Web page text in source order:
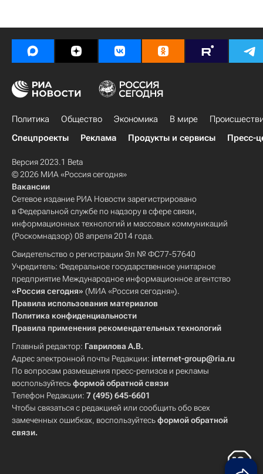
Политика Общество Экономика В мире
Спецпроекты
Реклама Продукты и сервисы Пресс-
Версия 2023.1 Beta
© 2026 МИА «Россия сегодня»
Вакансии
Сетевое издание РИА Новости зарегистрировано
в Федеральной службе по надзору в сфере связи,
информационных технологий и массовых коммуникаций
(Роскомнадзор) 08 апреля 2014 года.
Свидетельство о регистрации Эл № ФС77-57640
Учредитель: Федеральное государственное унитарное
предприятие Международное информационное агентство
«Россия сегодня» (МИА «Россия сегодня»).
Правила использования материалов
Политика конфиденциальности
Правила применения рекомендательных технологий
Главный редактор: Гаврилова А.В.
Адрес электронной почты Редакции: internet-group@ria.ru
По вопросам размещения пресс-релизов и рекламы
воспользуйтесьформой обратной связи
Телефон Редакции: 7 (495) 645-6601
Чтобы связаться с редакцией или сообщить обо всех
замеченных ошибках, воспользуйтесьформой обратной
связи.